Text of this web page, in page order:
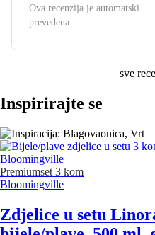
Ova recenzija je automatski
prevedena.
sve
Inspirirajte se
Premiumset 3 kom
Bloomingville
Zdjelice u setu